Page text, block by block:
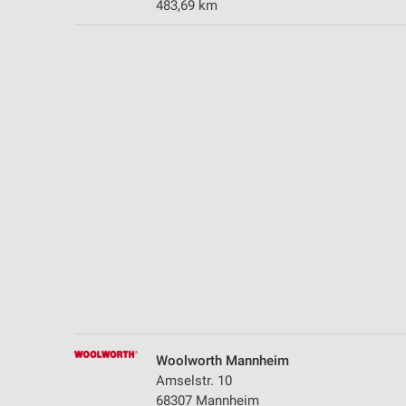
483,69 km
Woolworth Mannheim
Amselstr. 10
68307 Mannheim
Messung der Performance von Inhalten